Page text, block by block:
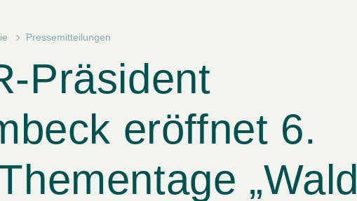
Pressemitteilungen
Präsident
eröffnet 6.
„Wald